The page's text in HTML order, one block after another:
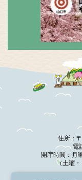
住所：
電
開庁時間：月
（土曜